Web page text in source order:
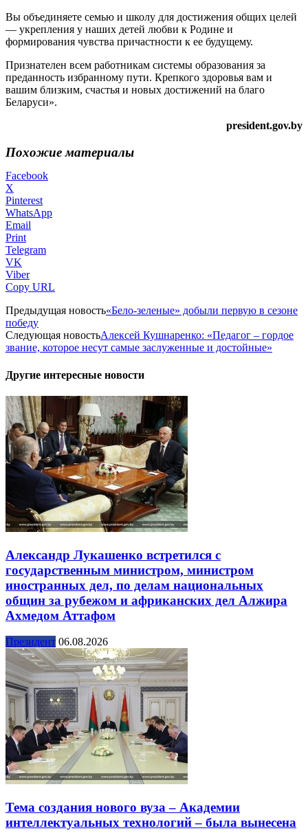
Вы объединяете семью и школу для достижения общих целей
— укрепления у наших детей любви к Родине и
формирования чувства причастности к ее будущему.
Признателен всем работникам системы образования за
преданность избранному пути. Крепкого здоровья вам и
вашим близким, счастья и новых достижений на благо
Беларуси».
president.gov.by
Похожие материалы
Facebook
X
Pinterest
WhatsApp
Email
Print
Telegram
VK
Viber
Copy URL
Предыдущая новость«Бело-зеленые» добыли первую в сезоне
победу
Следующая новостьАлексей Кушнаренко: «Педагог – гордое
звание, которое несут самые заслуженные и достойные»
Другие интересные новости
Александр Лукашенко встретился с
государственным министром, министром
иностранных дел, по делам национальных
общин за рубежом и африканских дел Алжира
Ахмедом Аттафом
Президент 06.08.2026
Тема создания нового вуза – Академии
интеллектуальных технологий – была вынесена